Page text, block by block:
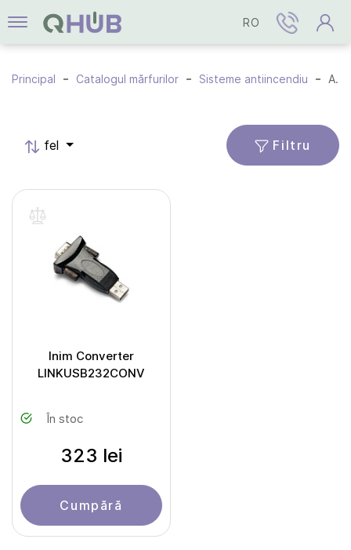
RO
Principal Catalogul mărfurilor Sisteme antiincendiu Accesorii
fel Filtru
Inim Converter
LINKUSB232CONV
În stoc
323 lei
Cumpără